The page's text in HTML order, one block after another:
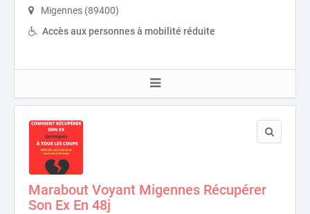
Migennes (89400)
Accès aux personnes à mobilité réduite
Marabout Voyant Migennes Récupérer
Son Ex En 48j